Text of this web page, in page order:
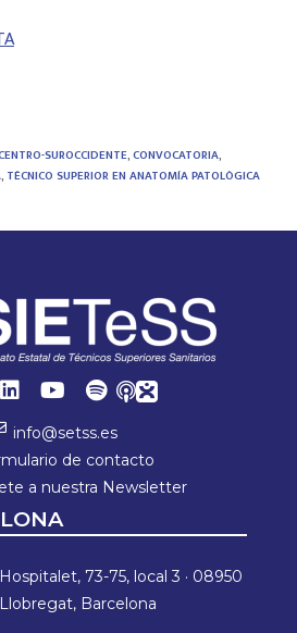
SUROCCIDENTE,CONVOCATORIA,
, TÉCNICO SUPERIOR EN ANATOMÍA PATOLÓGICA
info@setss.es
de contacto
a nuestra Newsletter
73-75, local 3 · 08950
Barcelona